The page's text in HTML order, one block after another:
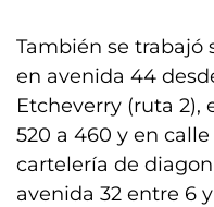
También se trabajó
en avenida 44
Etcheverry (ruta 2),
520 a 460 y en
cartelería de
avenida 32 entre 6 y